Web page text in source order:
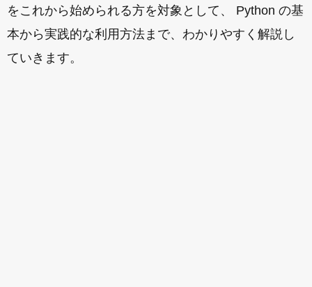
をこれから始められる方を対象として、 Python の基
本から実践的な利用方法まで、わかりやすく解説し
ていきます。